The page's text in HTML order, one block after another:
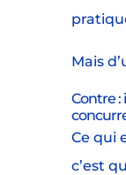
Mais
Contre :
Ce qui
c’est